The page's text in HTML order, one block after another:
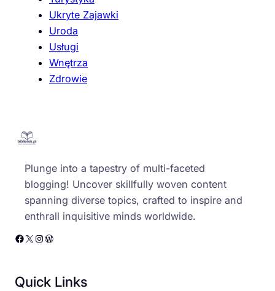
Ukryte Zajawki
Uroda
Usługi
Wnętrza
Zdrowie
Plunge into a tapestry of multi-faceted
blogging! Uncover skillfully woven content
spanning diverse topics, crafted to inspire and
enthrall inquisitive minds worldwide.
Facebook X Instagram WordPress
Quick Links